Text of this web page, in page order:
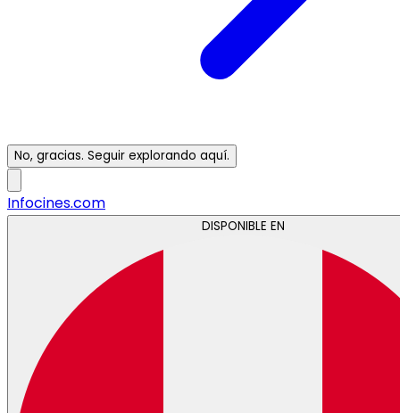
No, gracias. Seguir explorando aquí.
Infocines.com
DISPONIBLE EN